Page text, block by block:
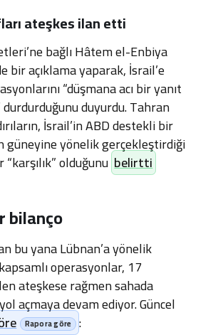
ateşkes ilan etti
bağlı Hâtem el-Enbiya
bir açıklama yaparak, İsrail’e
“düşmana acı bir yanıt
duyurdu. Tahran
İsrail’in ABD destekli bir
güneyine yönelik gerçekleştirdiği
olduğunu belirtti
bilanço
bu yana Lübnan’a yönelik
operasyonlar, 17
ateşkese rağmen sahada
açmaya devam ediyor. Güncel
: